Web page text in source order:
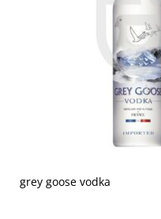
grey goose vodka